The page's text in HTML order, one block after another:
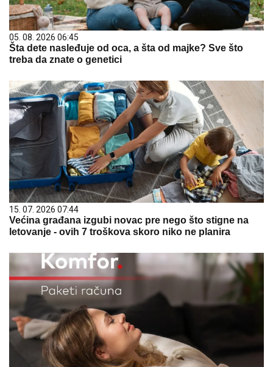
05. 08. 2026 06:45
Šta dete nasleđuje od oca, a šta od majke? Sve što
treba da znate o genetici
15. 07. 2026 07:44
Većina građana izgubi novac pre nego što stigne na
letovanje - ovih 7 troškova skoro niko ne planira